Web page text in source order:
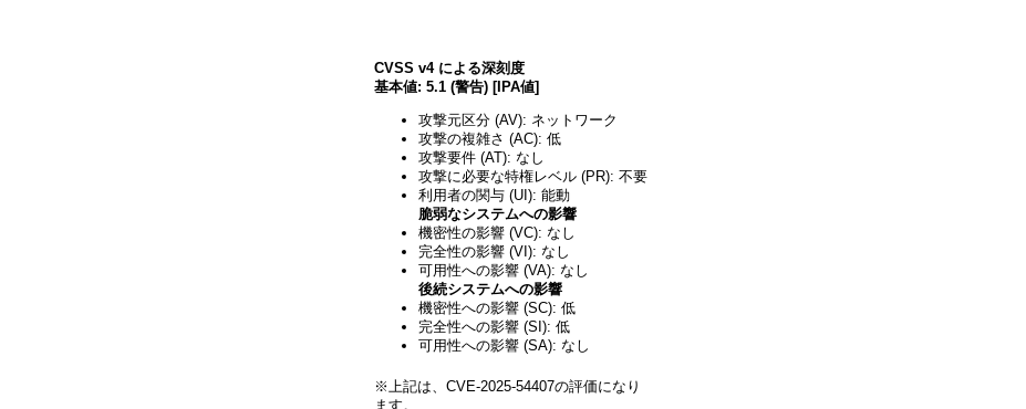
CVSS v4 による深刻度
基本値: 5.1 (警告) [IPA値]
攻撃元区分 (AV): ネットワーク
攻撃の複雑さ (AC): 低
攻撃要件 (AT): なし
攻撃に必要な特権レベル (PR): 不要
利用者の関与 (UI): 能動
脆弱なシステムへの影響
機密性の影響 (VC): なし
完全性の影響 (VI): なし
可用性への影響 (VA): なし
後続システムへの影響
機密性への影響 (SC): 低
完全性への影響 (SI): 低
可用性への影響 (SA): なし
※上記は、CVE-2025-54407の評価になり
ます。